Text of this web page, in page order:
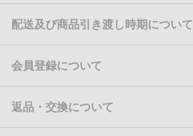
配送及び商品引き渡し時期について
会員登録について
返品・交換について